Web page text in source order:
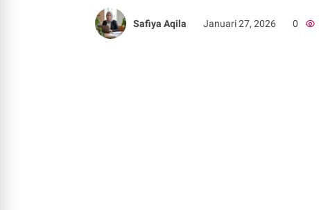
Safiya Aqila Januari 27, 2026 0